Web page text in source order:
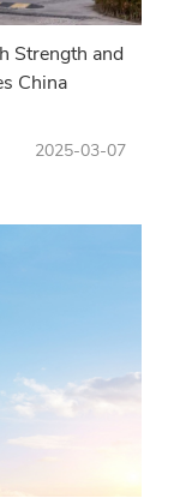
Strength and
China
2025-03-07